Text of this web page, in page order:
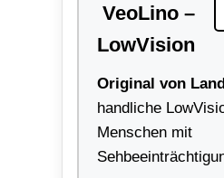
VeoLino –
LowVision
Original von
handliche
Menschen mit